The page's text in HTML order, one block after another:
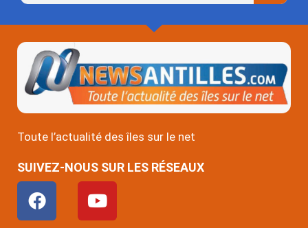
Toute l’actualité des îles sur le net
SUIVEZ-NOUS SUR LES RÉSEAUX
F
a
Y
o